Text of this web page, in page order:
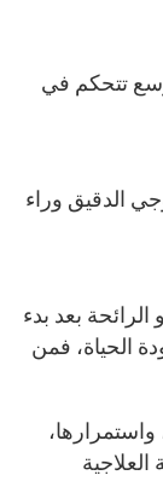
تتحكم في
الدقيق وراء
بعد بدء
الحياة، فمن
واستمرارها،